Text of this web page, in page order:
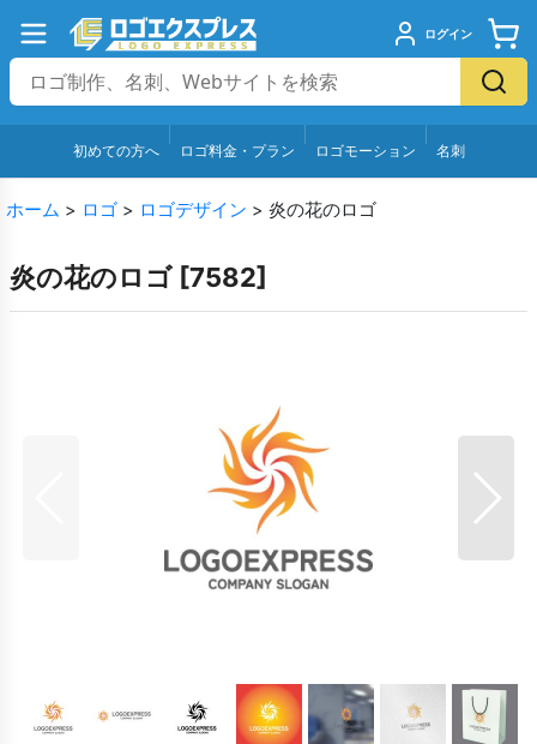
ログイン
初めての方へ ロゴ料金・プラン ロゴモーション 名刺
ホーム > ロゴ > ロゴデザイン > 炎の花のロゴ
炎の花のロゴ [7582]